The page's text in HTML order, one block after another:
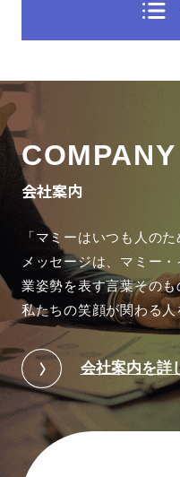
COMPANY
会社案内
「マミーはいつも人の
メッセージは、 マミー
業姿勢を表す言葉その
私たちの笑顔が関わる人
会社案内を詳